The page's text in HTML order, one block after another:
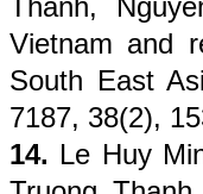
Thanh,
Vietnam and
South East
7187, 38(2),
14. Le Huy